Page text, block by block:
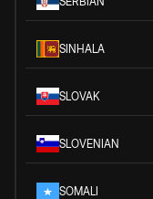
SINHALA
SLOVAK
SLOVENIAN
SOMALI